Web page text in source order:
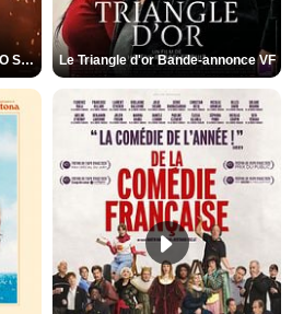
L'Odyssée Bande-annonce VO STFR Le Triangle d'or Bande-annonce VF